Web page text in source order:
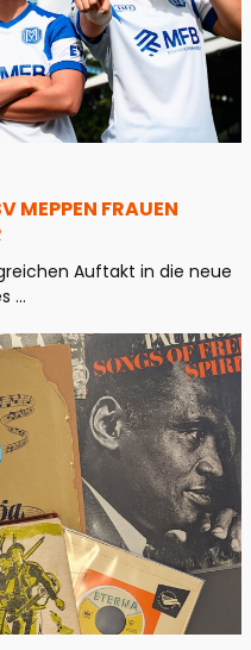
MEPPEN FRAUEN
Auftakt in die neue
...